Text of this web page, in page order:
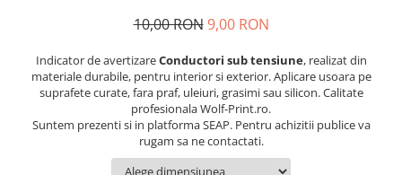
Invitatii Premium pentru Nunta
Plicuri Bani Botez
Suport/Coaster din Lemn
Indicatoare de Securitate
Indicatoare de Avertizare
10,00 RON 9,00 RON
Indicator de avertizareConductori sub tensiune, realizat din
materiale durabile, pentru interior si exterior. Aplicare usoara pe
suprafete curate, fara praf, uleiuri, grasimi sau silicon. Calitate
profesionala Wolf-Print.ro.
Suntem prezenti si in platforma SEAP. Pentru achizitii publice va
rugam sa ne contactati.